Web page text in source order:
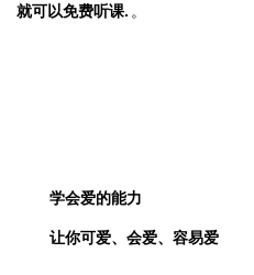
就可以免费听课. 。
学会爱的能力
让你可爱、会爱、容易爱